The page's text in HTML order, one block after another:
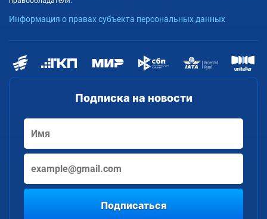
Подписка на новости
Подписаться
Информация о правах субъекта персональных данных